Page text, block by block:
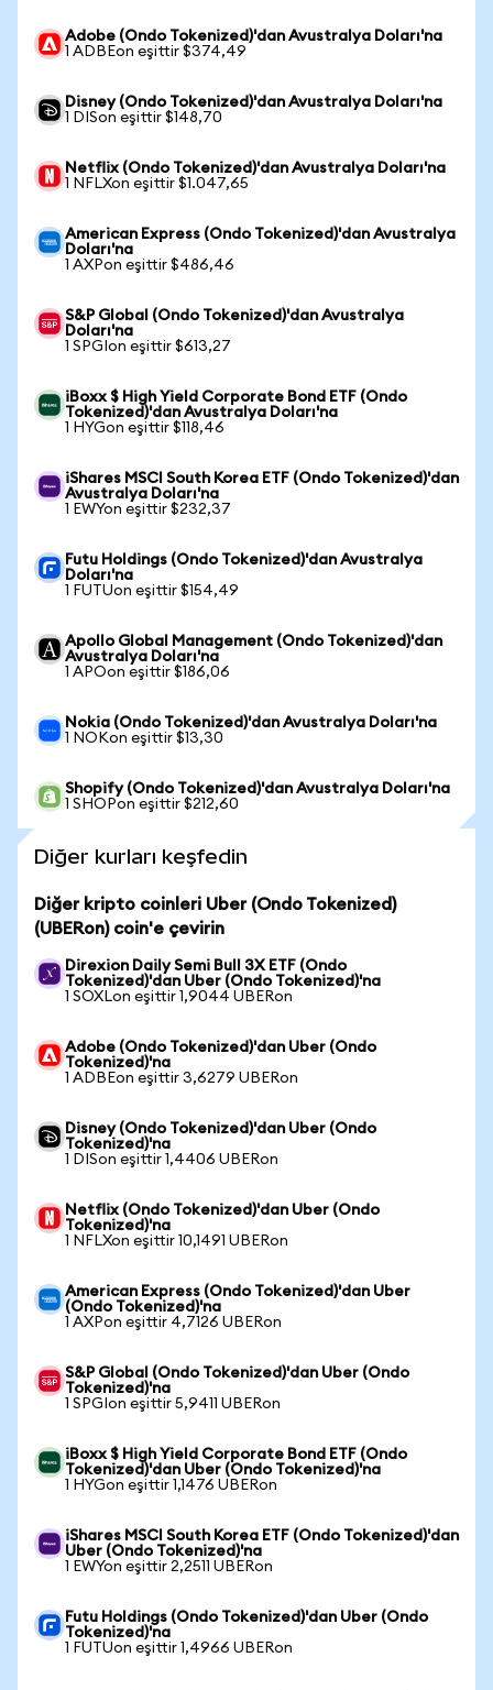
Adobe (Ondo Tokenized)'dan Avustralya Doları'na
1 ADBEon eşittir $374,49
Disney (Ondo Tokenized)'dan Avustralya Doları'na
1 DISon eşittir $148,70
Netflix (Ondo Tokenized)'dan Avustralya Doları'na
1 NFLXon eşittir $1.047,65
American Express (Ondo Tokenized)'dan Avustralya
Doları'na
1 AXPon eşittir $486,46
S&P Global (Ondo Tokenized)'dan Avustralya
Doları'na
1 SPGIon eşittir $613,27
iBoxx $ High Yield Corporate Bond ETF (Ondo
Tokenized)'dan Avustralya Doları'na
1 HYGon eşittir $118,46
iShares MSCI South Korea ETF (Ondo Tokenized)'dan
Avustralya Doları'na
1 EWYon eşittir $232,37
Futu Holdings (Ondo Tokenized)'dan Avustralya
Doları'na
1 FUTUon eşittir $154,49
Apollo Global Management (Ondo Tokenized)'dan
Avustralya Doları'na
1 APOon eşittir $186,06
Nokia (Ondo Tokenized)'dan Avustralya Doları'na
1 NOKon eşittir $13,30
Shopify (Ondo Tokenized)'dan Avustralya Doları'na
1 SHOPon eşittir $212,60
Diğer kurları keşfedin
Diğer kripto coinleri Uber (Ondo Tokenized)
(UBERon) coin'e çevirin
Direxion Daily Semi Bull 3X ETF (Ondo
Tokenized)'dan Uber (Ondo Tokenized)'na
1 SOXLon eşittir 1,9044 UBERon
Adobe (Ondo Tokenized)'dan Uber (Ondo
Tokenized)'na
1 ADBEon eşittir 3,6279 UBERon
Disney (Ondo Tokenized)'dan Uber (Ondo
Tokenized)'na
1 DISon eşittir 1,4406 UBERon
Netflix (Ondo Tokenized)'dan Uber (Ondo
Tokenized)'na
1 NFLXon eşittir 10,1491 UBERon
American Express (Ondo Tokenized)'dan Uber
(Ondo Tokenized)'na
1 AXPon eşittir 4,7126 UBERon
S&P Global (Ondo Tokenized)'dan Uber (Ondo
Tokenized)'na
1 SPGIon eşittir 5,9411 UBERon
iBoxx $ High Yield Corporate Bond ETF (Ondo
Tokenized)'dan Uber (Ondo Tokenized)'na
1 HYGon eşittir 1,1476 UBERon
iShares MSCI South Korea ETF (Ondo Tokenized)'dan
Uber (Ondo Tokenized)'na
1 EWYon eşittir 2,2511 UBERon
Futu Holdings (Ondo Tokenized)'dan Uber (Ondo
Tokenized)'na
1 FUTUon eşittir 1,4966 UBERon